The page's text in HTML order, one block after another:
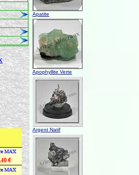
Apatite
Apophyllite Verte
Argent Natif